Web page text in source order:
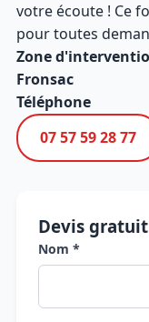
votre écoute ! Ce
pour toutes
Zone
Fronsac
Téléphone
07 57 59 28 77
Devis gratuit
Nom *